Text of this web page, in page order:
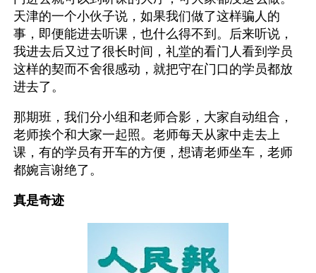
天津的一个小伙子说，如果我们做了这样骗人的
事，即便能进去听课，也什么得不到。后来听说，
我进去后又过了很长时间，礼堂的看门人看到学员
这样的契而不舍很感动，就把守在门口的学员都放
进去了。
那期班，我们分小组和老师合影，大家自动组合，
老师挨个和大家一起照。老师每天从家中走去上
课，有的学员有开车的方便，想请老师坐车，老师
都婉言谢绝了。
真是奇迹